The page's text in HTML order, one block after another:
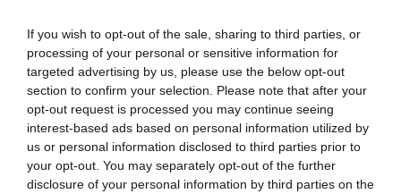
If you wish to opt-out of the sale, sharing to third parties, or
processing of your personal or sensitive information for
targeted advertising by us, please use the below opt-out
section to confirm your selection. Please note that after your
opt-out request is processed you may continue seeing
interest-based ads based on personal information utilized by
us or personal information disclosed to third parties prior to
your opt-out. You may separately opt-out of the further
disclosure of your personal information by third parties on the
Καλωσόρισμα
Συντακτική Επιτροπή
Οδηγίες για συγγραφείς
Εθνική Αναγνώριση